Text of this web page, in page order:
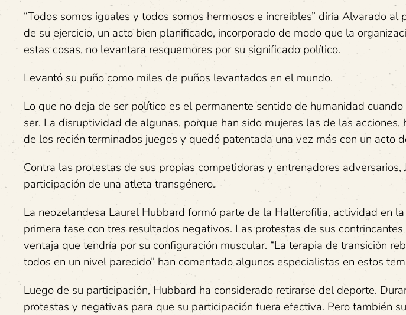
“Todos somos iguales y todos somos hermosos e increíbles” diría Alvarado
de su ejercicio, un acto bien planificado, incorporado de modo que la
estas cosas, no levantara resquemores por su significado político.
Levantó su puño como miles de puños levantados en el mundo.
Lo que no deja de ser político es el permanente sentido de humanidad
ser. La disruptividad de algunas, porque han sido mujeres las de las
de los recién terminados juegos y quedó patentada una vez más con un acto
Contra las protestas de sus propias competidoras y entrenadores
participación de una atleta transgénero.
La neozelandesa Laurel Hubbard formó parte de la Halterofilia, actividad en
primera fase con tres resultados negativos. Las protestas de sus
ventaja que tendría por su configuración muscular. “La terapia de transición
todos en un nivel parecido” han comentado algunos especialistas en estos
Luego de su participación, Hubbard ha considerado retirarse del deporte.
protestas y negativas para que su participación fuera efectiva. Pero también